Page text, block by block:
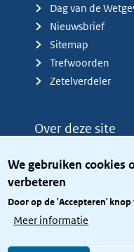
We gebruiken cookies
verbeteren
Door op de 'Accepteren'
Meer informatie
Dag van de
Nieuwsbrief
Sitemap
Trefwoorden
Zetelverdeler
Over deze site
Privacy
Toegang site
Toegankelijkheid